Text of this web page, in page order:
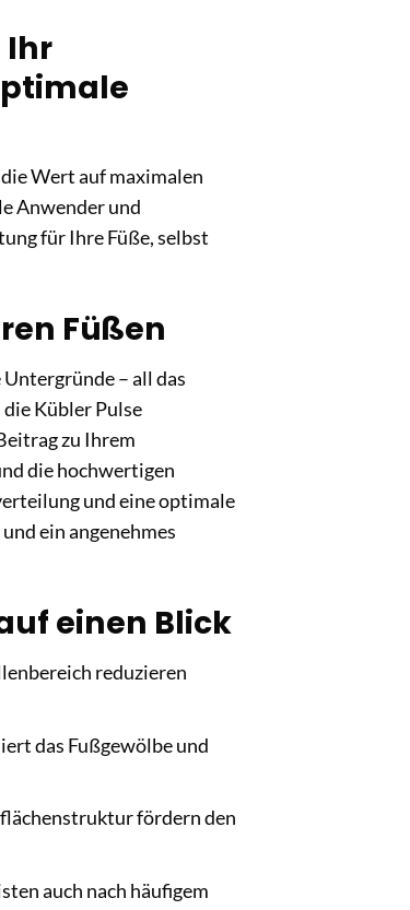
Ihr
Wert auf maximalen
Anwender und
für Ihre Füße, selbst
Füßen
– all das
Kübler Pulse
zu Ihrem
die hochwertigen
und eine optimale
ein angenehmes
einen Blick
reduzieren
das Fußgewölbe und
fördern den
auch nach häufigem